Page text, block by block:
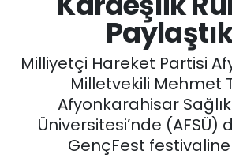
Milliyetçi Hareket Partisi
Milletvekili Mehmet
Afyonkarahisar
Üniversitesi’nde (AFSÜ)
GençFest festivaline
SİYASET
MAGAZİN
SAĞLIK
Tüm Manşetler
Son Dakika Haberleri
Haber Arşivi